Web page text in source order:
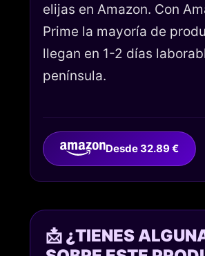
elijas en Amazon. Con
Prime la mayoría de
llegan en 1-2 días
península.
Desde 32.89 €
📩 ¿TIENES